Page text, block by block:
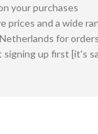
your purchases
prices and a wide
for
signing up first [it's